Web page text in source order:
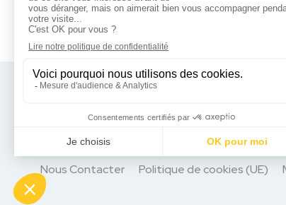
Nous Contacter Politique de cookies (UE)